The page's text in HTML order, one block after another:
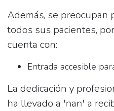
Además, se preocupan
todos sus pacientes,
cuenta con:
Entrada accesible
La dedicación y
ha llevado a 'nan' a